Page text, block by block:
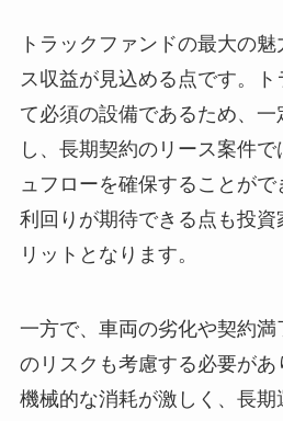
トラックファンドの最大の
ス収益が見込める点です。
て必須の設備であるため、
し、長期契約のリース案件
ュフローを確保することが
利回りが期待できる点も投資
リットとなります。
一方で、車両の劣化や契約
のリスクも考慮する必要が
機械的な消耗が激しく、長